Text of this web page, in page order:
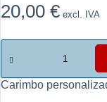
20,00 € excl. IVA
Quantidade
de
personalizado
para
Carimbo